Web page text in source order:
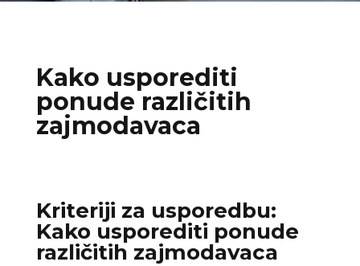
Kako usporediti
ponude različitih
zajmodavaca
Kriteriji za usporedbu:
Kako usporediti ponude
različitih zajmodavaca